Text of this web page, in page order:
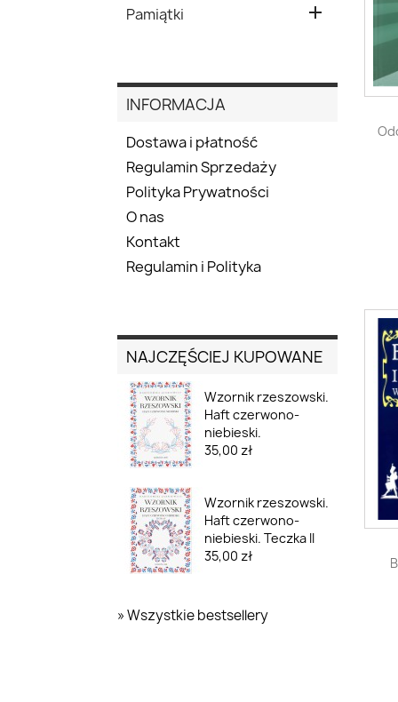
Pamiątki

INFORMACJA
Dostawa i płatność
Regulamin Sprzedaży
Polityka Prywatności
O nas
Kontakt
Regulamin i Polityka
NAJCZĘŚCIEJ KUPOWANE
Wzornik rzeszowski.
Haft czerwono-
niebieski.
35,00 zł
Wzornik rzeszowski.
Haft czerwono-
niebieski. Teczka II
35,00 zł
» Wszystkie bestsellery